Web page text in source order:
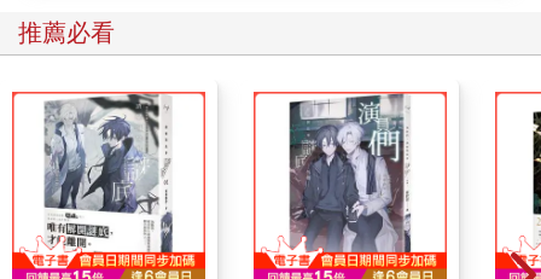
想必大家都聽過所謂「人生如戲」，但比起用戲劇來形容人生的
無常和高低起伏，我更喜歡把人生比喻為遊戲，一款有著豐富的
線、無數大小任務的 MMORPG。甚至，虛擬和現實的界線，早
已隨著科技發展而愈加模糊了。
當虛擬世界越來越接近現實，是否正代表我們現在所身處的現實
世界，更可能是個虛擬實境？
確實，我們的現實存在著許多相似於遊戲的最高權限設定。好比
推薦必看